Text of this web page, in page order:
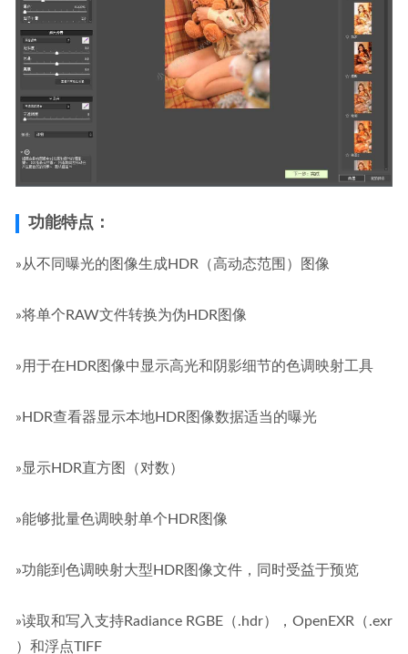
功能特点：
»从不同曝光的图像生成HDR（高动态范围）图像
»将单个RAW文件转换为伪HDR图像
»用于在HDR图像中显示高光和阴影细节的色调映射工具
»HDR查看器显示本地HDR图像数据适当的曝光
»显示HDR直方图（对数）
»能够批量色调映射单个HDR图像
»功能到色调映射大型HDR图像文件，同时受益于预览
»读取和写入支持Radiance RGBE（.hdr），OpenEXR（.exr
）和浮点TIFF